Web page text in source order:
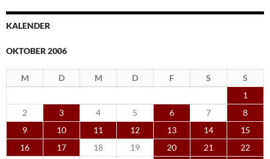
KALENDER
OKTOBER 2006
M D M D F S
S
1
2
3 4 5 6 7
8
9
10 11 12 13 14
15
16
17 18 19 20 21
22